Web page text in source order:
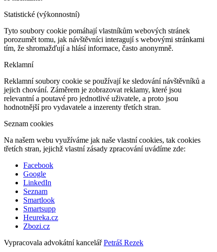
Statistické (výkonnostní)
Tyto soubory cookie pomáhají vlastníkům webových stránek
porozumět tomu, jak návštěvníci interagují s webovými stránkami
tím, že shromažďují a hlásí informace, často anonymně.
Reklamní
Reklamní soubory cookie se používají ke sledování návštěvníků a
jejich chování. Záměrem je zobrazovat reklamy, které jsou
relevantní a poutavé pro jednotlivé uživatele, a proto jsou
hodnotnější pro vydavatele a inzerenty třetích stran.
Seznam cookies
Na našem webu využíváme jak naše vlastní cookies, tak cookies
třetích stran, jejichž vlastní zásady zpracování uvádíme zde:
Facebook
Google
LinkedIn
Seznam
Smartlook
Smartsupp
Heureka.cz
Zbozi.cz
Vypracovala advokátní kancelářPetráš Rezek